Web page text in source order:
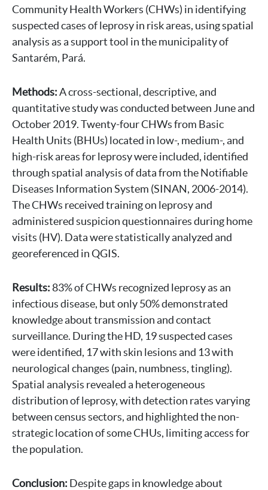
Community Health Workers (CHWs) in identifying
suspected cases of leprosy in risk areas, using spatial
analysis as a support tool in the municipality of
Santarém, Pará.
Methods:A cross-sectional, descriptive, and
quantitative study was conducted between June and
October 2019. Twenty-four CHWs from Basic
Health Units (BHUs) located in low-, medium-, and
high-risk areas for leprosy were included, identified
through spatial analysis of data from the Notifiable
Diseases Information System (SINAN, 2006-2014).
The CHWs received training on leprosy and
administered suspicion questionnaires during home
visits (HV). Data were statistically analyzed and
georeferenced in QGIS.
Results:83% of CHWs recognized leprosy as an
infectious disease, but only 50% demonstrated
knowledge about transmission and contact
surveillance. During the HD, 19 suspected cases
were identified, 17 with skin lesions and 13 with
neurological changes (pain, numbness, tingling).
Spatial analysis revealed a heterogeneous
distribution of leprosy, with detection rates varying
between census sectors, and highlighted the non-
strategic location of some CHUs, limiting access for
the population.
Conclusion: Despite gaps in knowledge about